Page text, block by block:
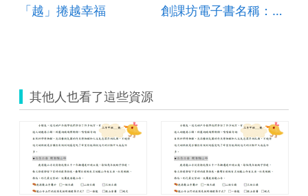
「越」捲越幸福 創課坊電子書名稱：遺失的神祕數字
其他人也看了這些資源